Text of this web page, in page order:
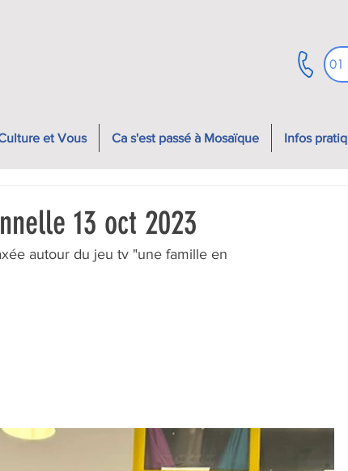
01
et Vous Ca s'est passé à Mosaïque Infos
13 oct 2023
autour du jeu tv "une famille en